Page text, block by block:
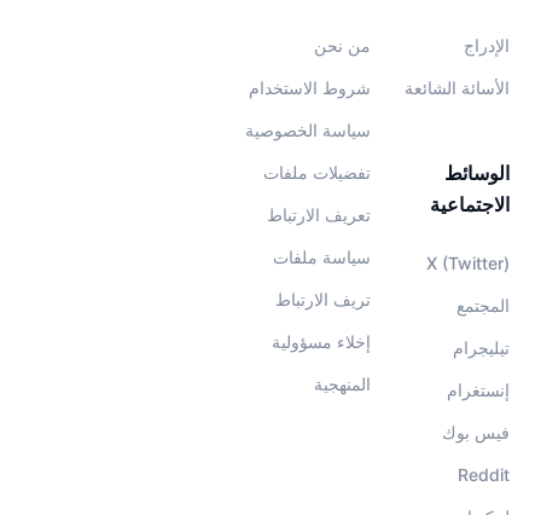
من نحن
شروط الاستخدام
سياسة الخصوصية
تفضيلات ملفات
تعريف الارتباط
سياسة ملفات
تريف الارتباط
إخلاء مسؤولية
المنهجية
الإدراج
الأسائة الشائعة
الوسائط
الاجتماعية
X (Twitter)
المجتمع
تيليجرام
إنستغرام
فيس بوك
Reddit